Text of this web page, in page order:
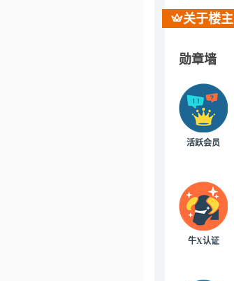
关于楼主
勋章墙
活跃会员
牛X认证